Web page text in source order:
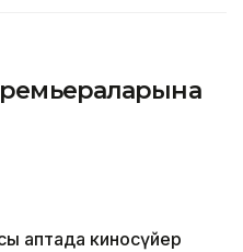
аптада киносүйер